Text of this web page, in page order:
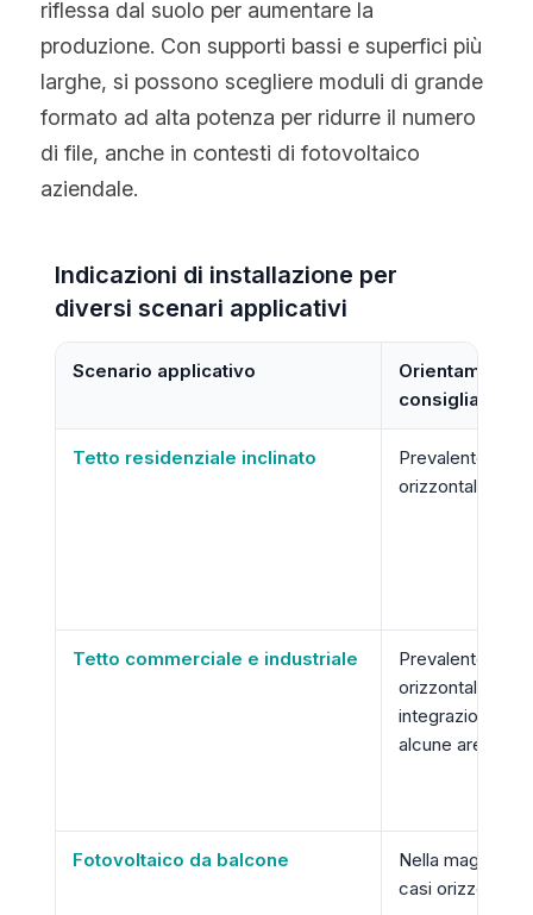
riflessa dal suolo per aumentare la
produzione. Con supporti bassi e superfici più
larghe, si possono scegliere moduli di grande
formato ad alta potenza per ridurre il numero
di file, anche in contesti di fotovoltaico
aziendale.